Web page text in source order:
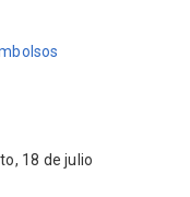
18 de julio